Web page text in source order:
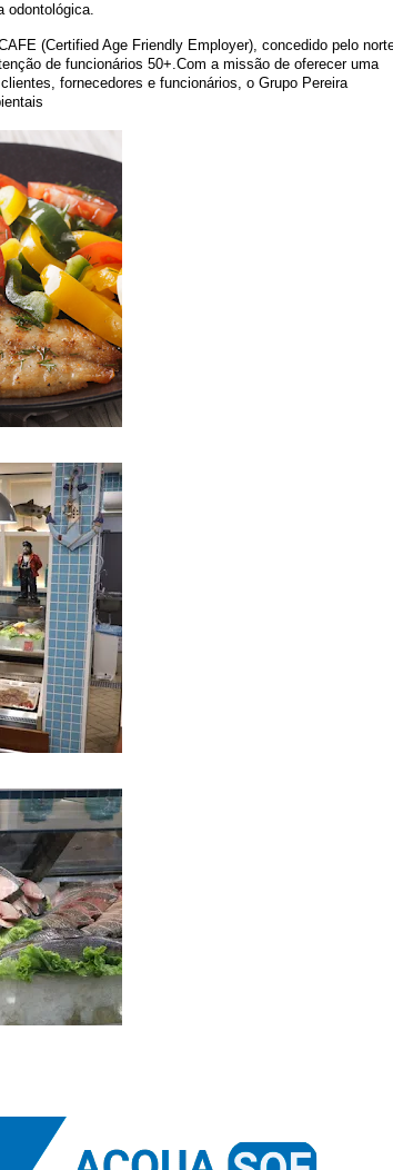
odontológica.
(Certified Age Friendly Employer), concedido pelo
de funcionários 50+.Com a missão de oferecer uma
fornecedores e funcionários, o Grupo Pereira